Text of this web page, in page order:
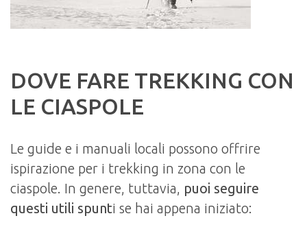
DOVE FARE TREKKING CON
LE CIASPOLE
Le guide e i manuali locali possono offrire
ispirazione per i trekking in zona con le
ciaspole. In genere, tuttavia, puoi seguire
questi utili spunti se hai appena iniziato: